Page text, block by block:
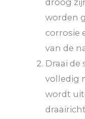
droog
worden
corrosie
van de
Draai de
volledig
wordt